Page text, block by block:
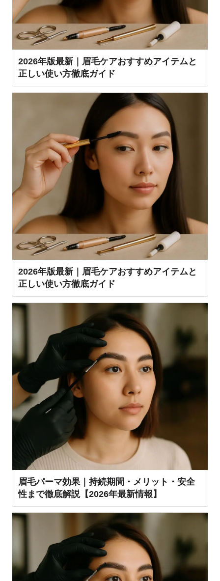
2026年版最新｜眉毛ケアおすすめアイテムと
正しい使い方徹底ガイド
2026年版最新｜眉毛ケアおすすめアイテムと
正しい使い方徹底ガイド
眉毛パーマ効果｜持続期間・メリット・安全
性まで徹底解説【2026年最新情報】